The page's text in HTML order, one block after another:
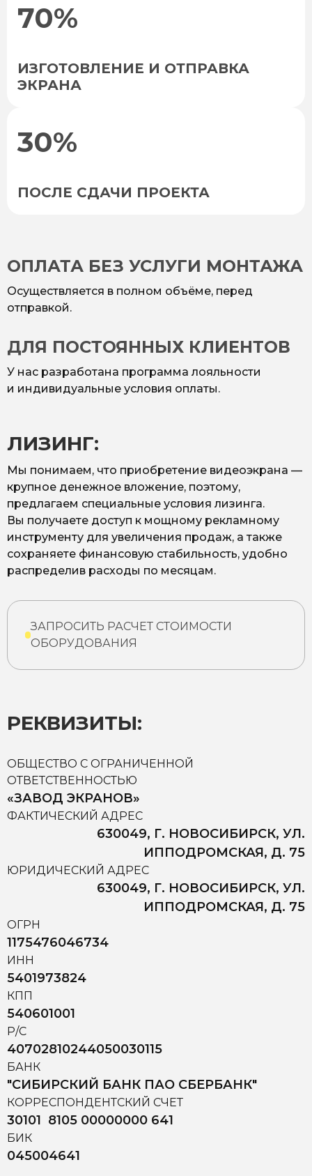
70%
ИЗГОТОВЛЕНИЕ И ОТПРАВКА
ЭКРАНА
30%
ПОСЛЕ СДАЧИ ПРОЕКТА
ОПЛАТА БЕЗ УСЛУГИ МОНТАЖА
Осуществляется в полном объёме, перед
отправкой.
ДЛЯ ПОСТОЯННЫХ КЛИЕНТОВ
У нас разработана программа лояльности
и индивидуальные условия оплаты.
ЛИЗИНГ:
Мы понимаем, что приобретение видеоэкрана —
крупное денежное вложение, поэтому,
предлагаем специальные условия лизинга.
Вы получаете доступ к мощному рекламному
инструменту для увеличения продаж, а также
сохраняете финансовую стабильность, удобно
распределив расходы по месяцам.
ЗАПРОСИТЬ РАСЧЕТ СТОИМОСТИ
ОБОРУДОВАНИЯ
РЕКВИЗИТЫ:
ОБЩЕСТВО С ОГРАНИЧЕННОЙ
ОТВЕТСТВЕННОСТЬЮ
«ЗАВОД ЭКРАНОВ»
ФАКТИЧЕСКИЙ АДРЕС
630049, Г. НОВОСИБИРСК, УЛ.
ИППОДРОМСКАЯ, Д. 75
ЮРИДИЧЕСКИЙ АДРЕС
630049, Г. НОВОСИБИРСК, УЛ.
ИППОДРОМСКАЯ, Д. 75
ОГРН
1175476046734
ИНН
5401973824
КПП
540601001
Р/С
40702810244050030115
БАНК
"СИБИРСКИЙ БАНК ПАО СБЕРБАНК"
КОРРЕСПОНДЕНТСКИЙ СЧЕТ
30101 8105 00000000 641
БИК
045004641